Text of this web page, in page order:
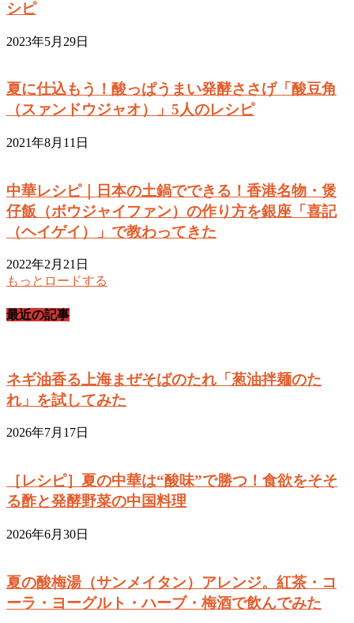
シピ
2023年5月29日
夏に仕込もう！酸っぱうまい発酵ささげ「酸豆角
（スァンドウジャオ）」5人のレシピ
2021年8月11日
中華レシピ｜日本の土鍋でできる！香港名物・煲
仔飯（ボウジャイファン）の作り方を銀座「喜記
（ヘイゲイ）」で教わってきた
2022年2月21日
もっとロードする
最近の記事
ネギ油香る上海まぜそばのたれ「葱油拌麺のた
れ」を試してみた
2026年7月17日
［レシピ］夏の中華は“酸味”で勝つ！食欲をそそ
る酢と発酵野菜の中国料理
2026年6月30日
夏の酸梅湯（サンメイタン）アレンジ。紅茶・コ
ーラ・ヨーグルト・ハーブ・梅酒で飲んでみた